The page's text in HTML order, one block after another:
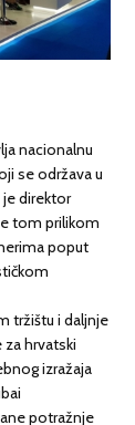
nacionalnu
se održava u
je direktor
tom prilikom
poput
tržištu i daljnje
hrvatski
izražaja
potražnje